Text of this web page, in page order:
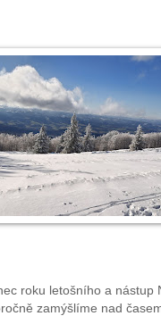
roku letošního a nástup
zamýšlíme nad